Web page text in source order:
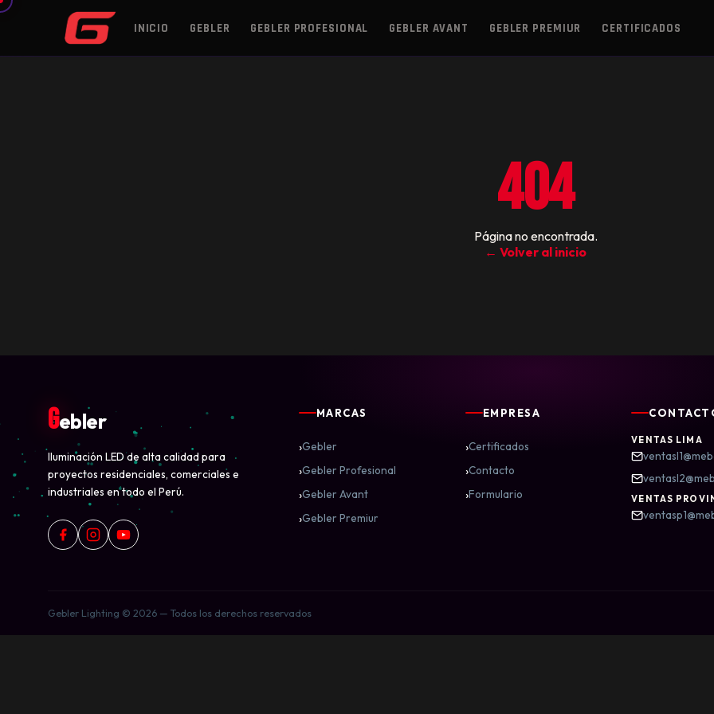
INICIO GEBLER GEBLER PROFESIONAL GEBLER AVANT GEBLER PREMIUR CERTIFICADOS
404
Página no encontrada.
← Volver al inicio
Gebler
Iluminación LED de alta calidad para
proyectos residenciales, comerciales e
industriales en todo el Perú.
MARCAS
›Gebler
›Gebler Profesional
›Gebler Avant
›Gebler Premiur
EMPRESA
›Certificados
›Contacto
›Formulario
VENTAS LIMA
VENTAS
Gebler Lighting © 2026 — Todos los derechos reservados